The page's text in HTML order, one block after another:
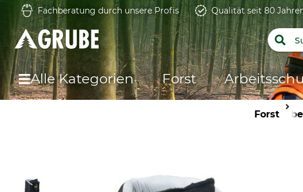
Fachberatung durch unsere Profis Qualität seit 80
Alle Kategorien Forst
Forst